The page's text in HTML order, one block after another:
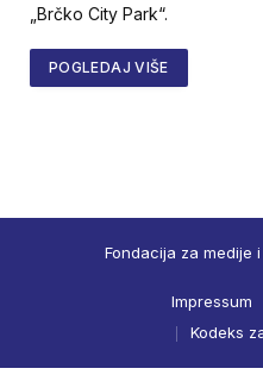
„Brčko City Park“.
POGLEDAJ VIŠE
Fondacija za medije
Impressum
Kodeks